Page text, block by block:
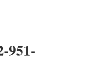
951-